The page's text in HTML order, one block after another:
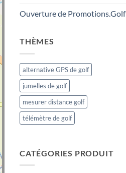
Ouverture de Promotions.Golf
THÈMES
alternative GPS de golf
jumelles de golf
mesurer distance golf
télémètre de golf
CATÉGORIES PRODUIT